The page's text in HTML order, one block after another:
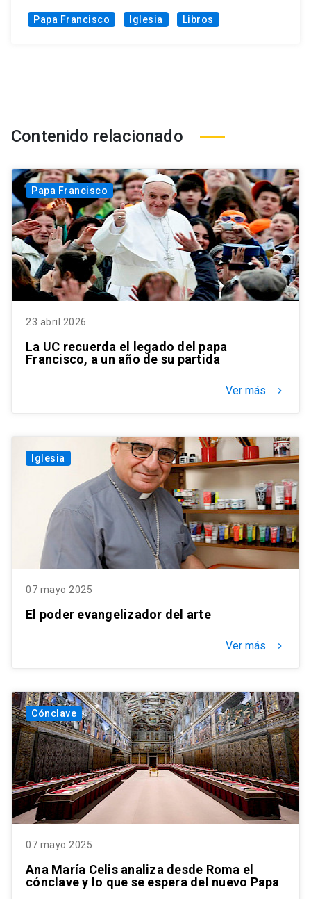
Papa Francisco Iglesia Libros
Contenido relacionado
Papa Francisco
23 abril 2026
La UC recuerda el legado del papa
Francisco, a un año de su partida
Ver más keyboard_arrow_right
Iglesia
07 mayo 2025
El poder evangelizador del arte
Ver más keyboard_arrow_right
Cónclave
07 mayo 2025
Ana María Celis analiza desde Roma el
cónclave y lo que se espera del nuevo Papa